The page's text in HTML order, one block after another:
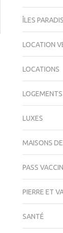
ÎLES
LOCATION
LOCATIONS
LOGEMENTS
LUXES
MAISONS
PASS
PIERRE ET
SANTÉ